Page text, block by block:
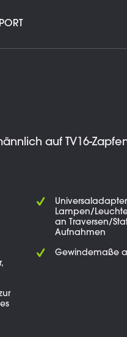
auf TV16-
Lampen/
an Traversen/
Aufnahmen
Gewindemaße